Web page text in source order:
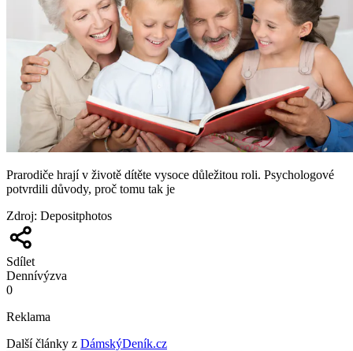
Prarodiče hrají v životě dítěte vysoce důležitou roli. Psychologové
potvrdili důvody, proč tomu tak je
Zdroj: Depositphotos
Sdílet
Dennívýzva
0
Reklama
Další články z DámskýDeník.cz